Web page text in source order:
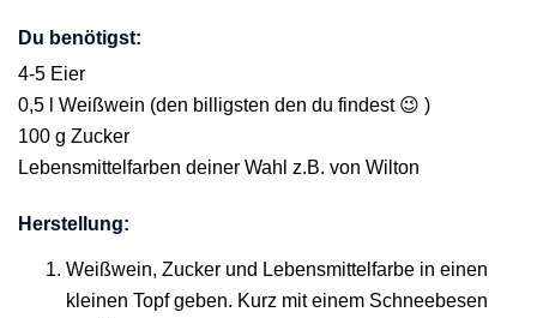
Du benötigst:
4-5 Eier
0,5 l Weißwein (den billigsten den du findest 😉 )
100 g Zucker
Lebensmittelfarben deiner Wahl z.B. von Wilton
Herstellung:
Weißwein, Zucker und Lebensmittelfarbe in einen
kleinen Topf geben. Kurz mit einem Schneebesen